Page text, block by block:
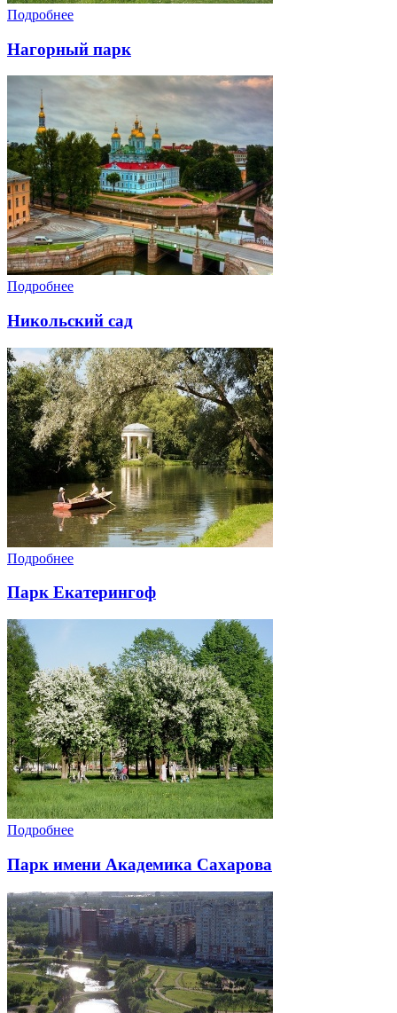
Подробнее
Нагорный парк
Подробнее
Никольский сад
Подробнее
Парк Екатерингоф
Подробнее
Парк имени Академика Сахарова